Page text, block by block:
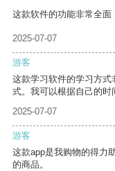
这款软件的功能非常全面
2025-07-07
游客
这款学习软件的学习方
式。我可以根据自己的时
2025-07-07
游客
这款app是我购物的得力
的商品。